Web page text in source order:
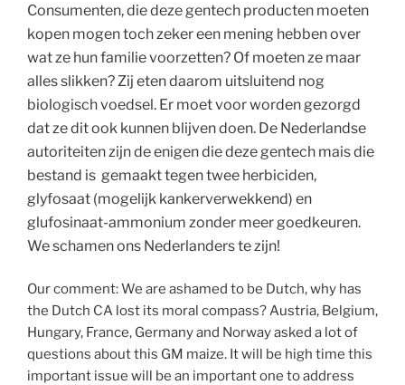
Consumenten, die deze gentech producten moeten
kopen mogen toch zeker een mening hebben over
wat ze hun familie voorzetten? Of moeten ze maar
alles slikken? Zij eten daarom uitsluitend nog
biologisch voedsel. Er moet voor worden gezorgd
dat ze dit ook kunnen blijven doen. De Nederlandse
autoriteiten zijn de enigen die deze gentech mais die
bestand is gemaakt tegen twee herbiciden,
glyfosaat (mogelijk kankerverwekkend) en
glufosinaat-ammonium zonder meer goedkeuren.
We schamen ons Nederlanders te zijn!
Our comment: We are ashamed to be Dutch, why has
the Dutch CA lost its moral compass? Austria, Belgium,
Hungary, France, Germany and Norway asked a lot of
questions about this GM maize. It will be high time this
important issue will be an important one to address